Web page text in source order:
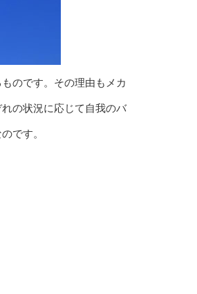
のです。その理由もメカ
の状況に応じて自我のバ
です。